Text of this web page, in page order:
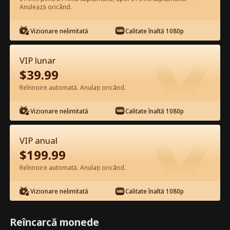
Episodul 52 - Nodul neașteptat:
căsătorită cu o asistentă milardar
Film complet
0-49 50-83
52 53 55 56
Anulează oricând.
Vizionare nelimitată Calitate înaltă 1080p
VIP lunar
$39.99
Reînnoire automată. Anulați oricând.
Vizionare nelimitată Calitate înaltă 1080p
VIP anual
$199.99
Reînnoire automată. Anulați oricând.
Vizionare nelimitată Calitate înaltă 1080p
Reîncarcă monede